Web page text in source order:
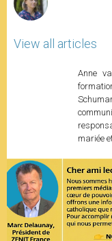
View all articles
Anne
mariée